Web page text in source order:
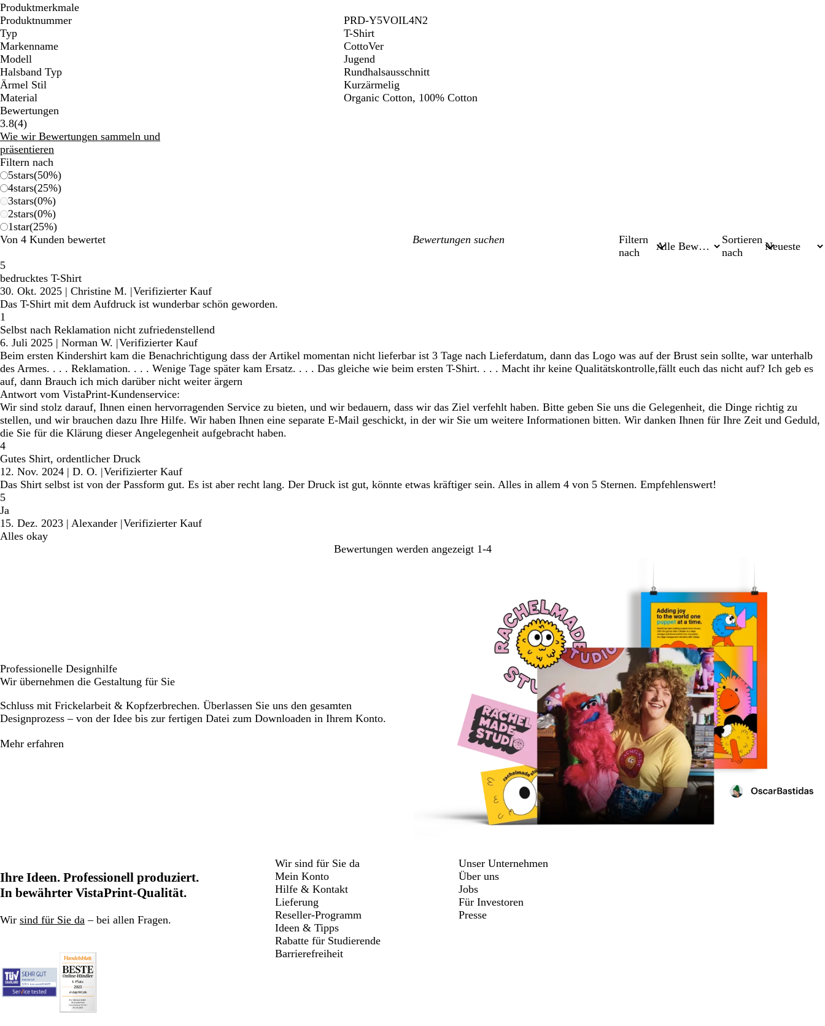
Produktmerkmale
Produktnummer
PRD-Y5VOIL4N2
Typ
T-Shirt
Markenname
CottoVer
Modell
Jugend
Halsband Typ
Rundhalsausschnitt
Ärmel Stil
Kurzärmelig
Material
Organic Cotton, 100% Cotton
Bewertungen
3.8(44
Bewertungen
)
Wie wir Bewertungen sammeln und
präsentieren
Filtern nach
5stars(50%)
4stars(25%)
3stars(0%)
2stars(0%)
1star(25%)
Von 4 Kunden bewertet
Meine
Filtern
nach
Sortieren
nach
5
bedrucktes T-Shirt
30. Okt. 2025 | Christine M. |Verifizierter Kauf
Das T-Shirt mit dem Aufdruck ist wunderbar schön geworden.
1
Selbst nach Reklamation nicht zufriedenstellend
6. Juli 2025 | Norman W. |Verifizierter Kauf
Beim ersten Kindershirt kam die Benachrichtigung dass der Artikel momentan nicht lieferbar ist 3 Tage nach Lieferdatum, dann das Logo was auf der Brust sein sollte, war unterhalb
des Armes. . . . Reklamation. . . . Wenige Tage später kam Ersatz. . . . Das gleiche wie beim ersten T-Shirt. . . . Macht ihr keine Qualitätskontrolle,fällt euch das nicht auf? Ich geb es
auf, dann Brauch ich mich darüber nicht weiter ärgern
Antwort vom VistaPrint-Kundenservice:
Wir sind stolz darauf, Ihnen einen hervorragenden Service zu bieten, und wir bedauern, dass wir das Ziel verfehlt haben. Bitte geben Sie uns die Gelegenheit, die Dinge richtig zu
stellen, und wir brauchen dazu Ihre Hilfe. Wir haben Ihnen eine separate E-Mail geschickt, in der wir Sie um weitere Informationen bitten. Wir danken Ihnen für Ihre Zeit und Geduld,
die Sie für die Klärung dieser Angelegenheit aufgebracht haben.
4
Gutes Shirt, ordentlicher Druck
12. Nov. 2024 | D. O. |Verifizierter Kauf
Das Shirt selbst ist von der Passform gut. Es ist aber recht lang. Der Druck ist gut, könnte etwas kräftiger sein. Alles in allem 4 von 5 Sternen. Empfehlenswert!
5
Ja
15. Dez. 2023 | Alexander |Verifizierter Kauf
Alles okay
Bewertungen werden angezeigt 1-4
Professionelle Designhilfe
Wir übernehmen die Gestaltung für Sie
Schluss mit Frickelarbeit & Kopfzerbrechen. Überlassen Sie uns den gesamten
Designprozess – von der Idee bis zur fertigen Datei zum Downloaden in Ihrem Konto.
Mehr erfahren
Ihre Ideen. Professionell produziert.
In bewährter VistaPrint-Qualität.
Wir sind für Sie da – bei allen Fragen.
Wir sind für Sie da
Mein Konto
Hilfe & Kontakt
Lieferung
Reseller-Programm
Ideen & Tipps
Rabatte für Studierende
Barrierefreiheit
Unser Unternehmen
Über uns
Jobs
Für Investoren
Presse